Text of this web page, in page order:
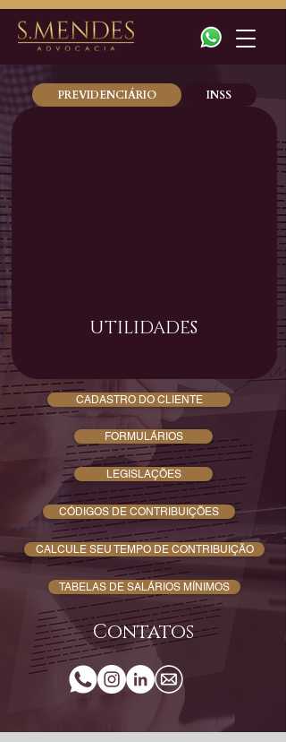
PREVIDENCIÁRIO INSS
UTILIDADES
CADASTRO DO CLIENTE
FORMULÁRIOS
LEGISLAÇÕES
CÓDIGOS DE CONTRIBUIÇÕES
CALCULE SEU TEMPO DE CONTRIBUIÇÃO
TABELAS DE SALÁRIOS MÍNIMOS
Contatos